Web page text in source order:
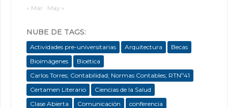
« Mar May »
NUBE DE TAGS:
Actividades pre-universitarias Arquitectura
Becas
Bioimágenes
Bioética
Carlos Torres; Contabilidad; Normas Contables; RTNº41
Certamen Literario
Ciencias de la Salud
Clase Abierta
Comunicación
conferencia